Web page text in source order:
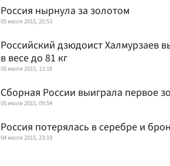
Россия нырнула за золотом
05 июля 2015, 20:53
Российский дзюдоист Халмурзаев
в весе до 81 кг
05 июля 2015, 13:18
Сборная России выиграла первое
05 июля 2015, 09:54
Россия потерялась в серебре и
04 июля 2015, 23:19